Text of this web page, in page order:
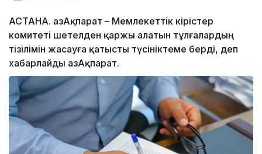
АСТАНА. ҚазАқпарат – Мемлекеттік кірістер
комитеті шетелден қаржы алатын тұлғалардың
тізілімін жасауға қатысты түсініктеме берді, деп
хабарлайды ҚазАқпарат.